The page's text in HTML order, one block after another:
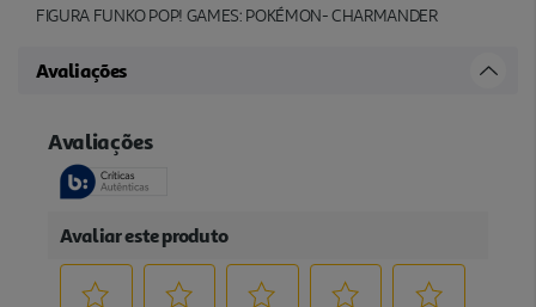
FIGURA FUNKO POP! GAMES: POKÉMON- CHARMANDER
Avaliações